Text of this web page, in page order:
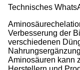
Technisches
Verbesserung der
verschiedenen
Aminosäuren kann